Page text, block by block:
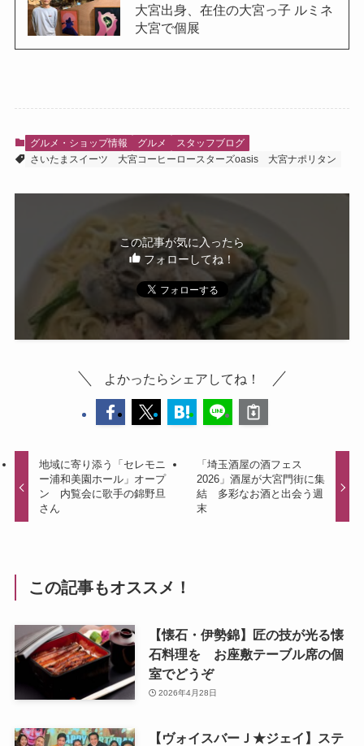
大宮出身、在住の大宮っ子 ルミネ
大宮で個展
グルメ・ショップ情報 グルメ
スタッフブログ
さいたまスイーツ
大宮コーヒーロースターズoasis 大宮ナポリタン
この記事が気に入ったら
フォローしてね！
よかったらシェアしてね！
地域に寄り添う「セレモニ
ー浦和美園ホール」オープ
ン 内覧会に歌手の錦野旦
さん
「埼玉酒屋の酒フェス
2026」酒屋が大宮門街に集
結 多彩なお酒と出会う週
末
この記事もオススメ！
【懐石・伊勢錦】匠の技が光る懐
石料理を お座敷テーブル席の個
室でどうぞ
2026年4月28日
【ヴォイスバーＪ★ジェイ】ステ